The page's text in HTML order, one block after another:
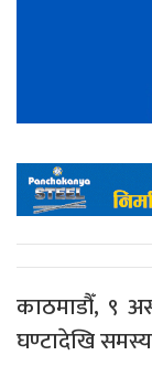
काठमाडौँ, ९
घण्टादेखि